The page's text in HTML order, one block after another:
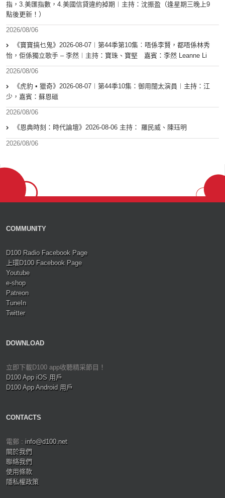
指，3.美匯指數，4.美國信貸違約掉期︱主持：沈振盈（逢星期三晚上9
點後更新！）
2026/08/06
《寶寶搞乜鬼》2026-08-07︱第44季第10集︰唔係李賢，都唔係林秀
怡，佢係獨立歌手 – 李然︱主持：寶珠、寶堅 嘉賓：李然 Leanne Li
2026/08/06
《虎豹 • 獵奇》2026-08-07︱第44季10集：御用闊太演員︱主持：江
少，嘉賓：蘇恩磁
2026/08/06
《恩典時刻：時代論壇》2026-08-06 主持： 羅民威、陳珏明
2026/08/06
COMMUNITY
D100 Radio Facebook Page
上環D100 Facebook Page
Youtube
e-shop
Patreon
TuneIn
Twitter
DOWNLOAD
立即下載D100 app收聽精采節目！
D100 App iOS 用戶
D100 App Android 用戶
CONTACTS
電郵 : info@d100.net
關於我們
聯絡我們
使用條款
隱私權政策